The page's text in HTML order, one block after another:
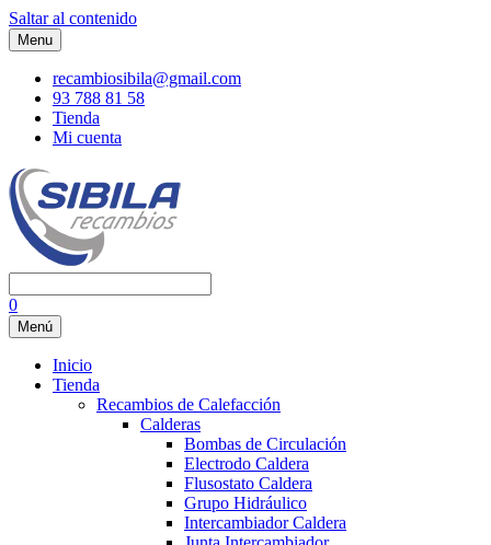
Saltar al contenido
Menu
recambiosibila@gmail.com
93 788 81 58
Tienda
Mi cuenta
0
Menú
Inicio
Tienda
Recambios de Calefacción
Calderas
Bombas de Circulación
Electrodo Caldera
Flusostato Caldera
Grupo Hidráulico
Intercambiador Caldera